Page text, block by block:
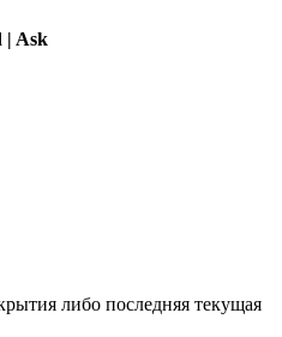
| Ask
либо последняя текущая